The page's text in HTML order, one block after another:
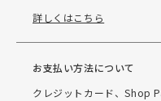
詳しくはこちら
お支払い方法について
クレジットカード、Shop